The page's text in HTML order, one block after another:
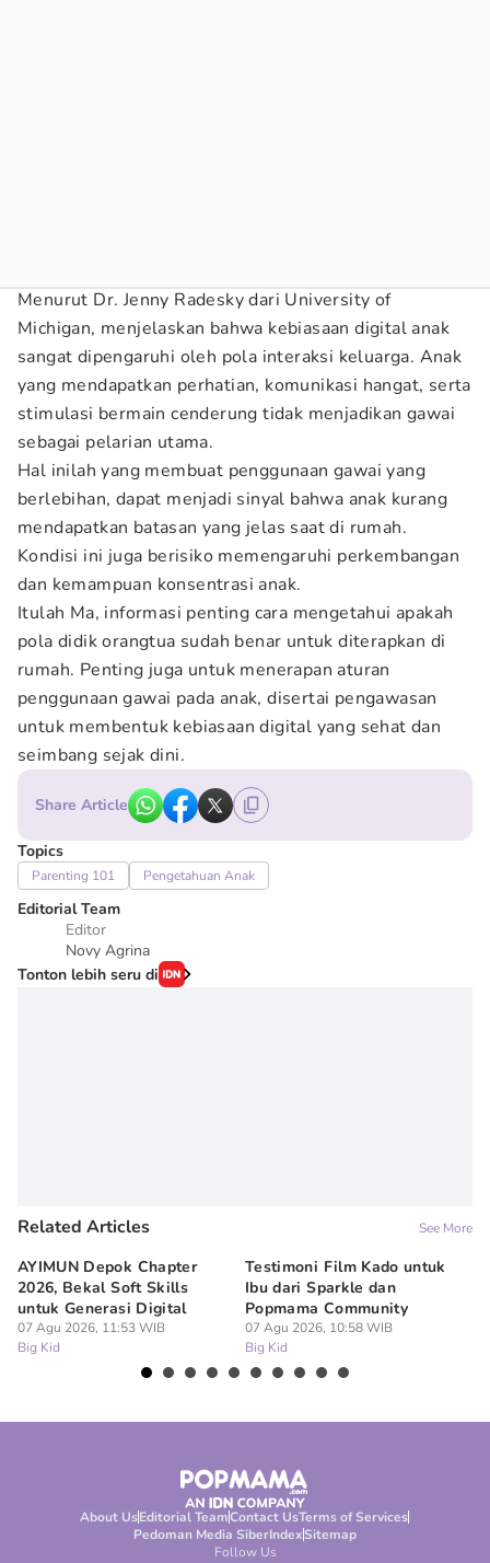
Menurut Dr. Jenny Radesky dari University of
Michigan, menjelaskan bahwa kebiasaan digital anak
sangat dipengaruhi oleh pola interaksi keluarga. Anak
yang mendapatkan perhatian, komunikasi hangat, serta
stimulasi bermain cenderung tidak menjadikan gawai
sebagai pelarian utama.
Hal inilah yang membuat penggunaan gawai yang
berlebihan, dapat menjadi sinyal bahwa anak kurang
mendapatkan batasan yang jelas saat di rumah.
Kondisi ini juga berisiko memengaruhi perkembangan
dan kemampuan konsentrasi anak.
Itulah Ma, informasi penting cara mengetahui apakah
pola didik orangtua sudah benar untuk diterapkan di
rumah. Penting juga untuk menerapan aturan
penggunaan gawai pada anak, disertai pengawasan
untuk membentuk kebiasaan digital yang sehat dan
seimbang sejak dini.
Share Article
Topics
Parenting 101 Pengetahuan Anak
Editorial Team
Editor
Novy Agrina
Tonton lebih seru di
Related Articles See More
AYIMUN Depok Chapter
2026, Bekal Soft Skills
untuk Generasi Digital
07 Agu 2026, 11:53 WIB
Big Kid
Testimoni Film Kado untuk
Ibu dari Sparkle dan
Popmama Community
07 Agu 2026, 10:58 WIB
Big Kid
About UsEditorial TeamContact UsTerms of Services
Pedoman Media SiberIndexSitemap
Follow Us